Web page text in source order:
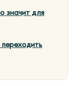
значит для